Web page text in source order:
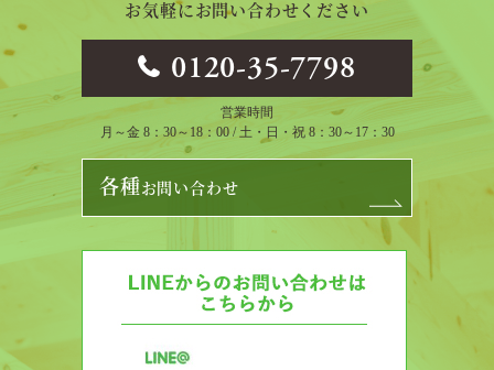
お気軽にお問い合わせください
0120-35-7798
営業時間
月～金 8：30～18：00 / 土・日・祝 8：30～17：30
各種お問い合わせ